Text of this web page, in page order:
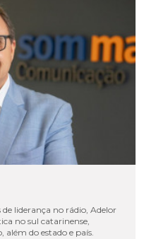
liderança no rádio, Adelor
no sul catarinense,
do estado e país.